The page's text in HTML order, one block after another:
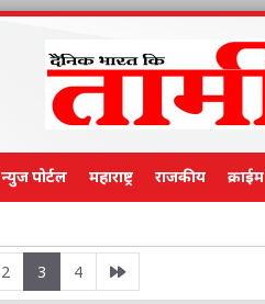
न्युज पोर्टल महाराष्ट्र राजकीय क्राईम
2 3 4